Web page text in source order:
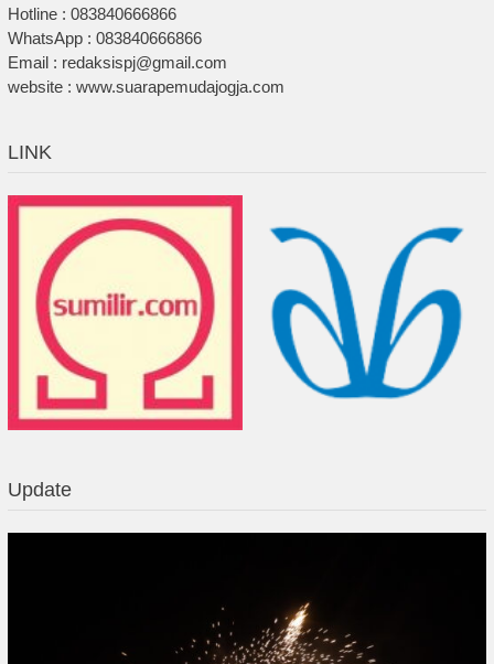
Hotline : 083840666866
WhatsApp : 083840666866
Email : redaksispj@gmail.com
website : www.suarapemudajogja.com
LINK
Update